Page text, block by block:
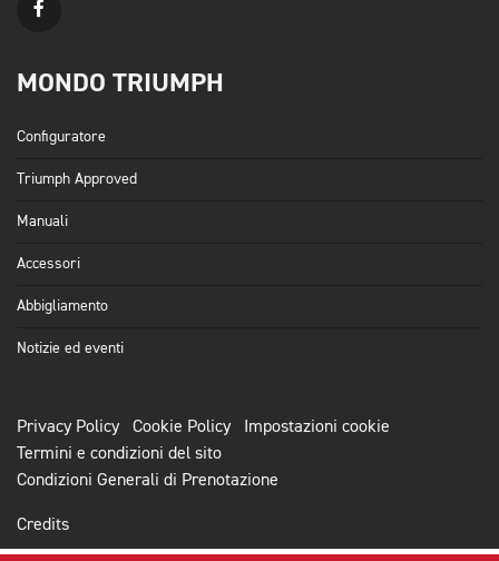
MONDO TRIUMPH
Configuratore
Triumph Approved
Manuali
Accessori
Abbigliamento
Notizie ed eventi
Privacy Policy Cookie Policy
Impostazioni cookie
Termini e condizioni del sito
Condizioni Generali di Prenotazione
Credits